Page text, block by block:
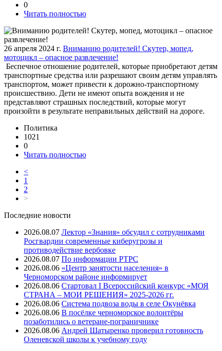
0
Читать полностью
26 апреля 2024 г. Вниманию родителей! Скутер, мопед,
мотоцикл – опасное развлечение!
Беспечное отношение родителей, которые приобретают детям
транспортные средства или разрешают своим детям управлять
транспортом, может привести к дорожно-транспортному
происшествию. Дети не имеют опыта вождения и не
представляют страшных последствий, которые могут
произойти в результате неправильных действий на дороге.
Политика
1021
0
Читать полностью
<
1
2
>
Последние новости
2026.08.07 Лектор «Знания» обсудил с сотрудниками
Росгвардии современные киберугрозы и
противодействие вербовке
2026.08.07 ⁠По информации РТРС
2026.08.06 «Центр занятости населения» в
Черноморском районе информирует
2026.08.06 Стартовал I Всероссийский конкурс «МОЯ
СТРАНА – МОИ РЕШЕНИЯ» 2025-2026 гг.
2026.08.06 Система подвоза воды в селе Окунёвка
2026.08.06 В посёлке черноморское волонтёры
позаботились о ветеране-пограничнике
2026.08.06 Андрей Шатыренко проверил готовность
Оленевской школы к учебному году